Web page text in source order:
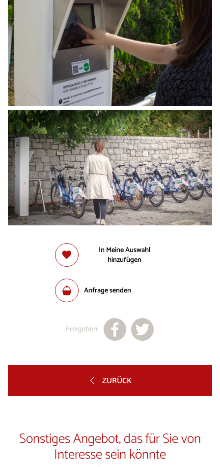
In Meine Auswahl
hinzufügen
Anfrage senden
Freigeben
ZURÜCK
Sonstiges Angebot, das für Sie von
Interesse sein könnte